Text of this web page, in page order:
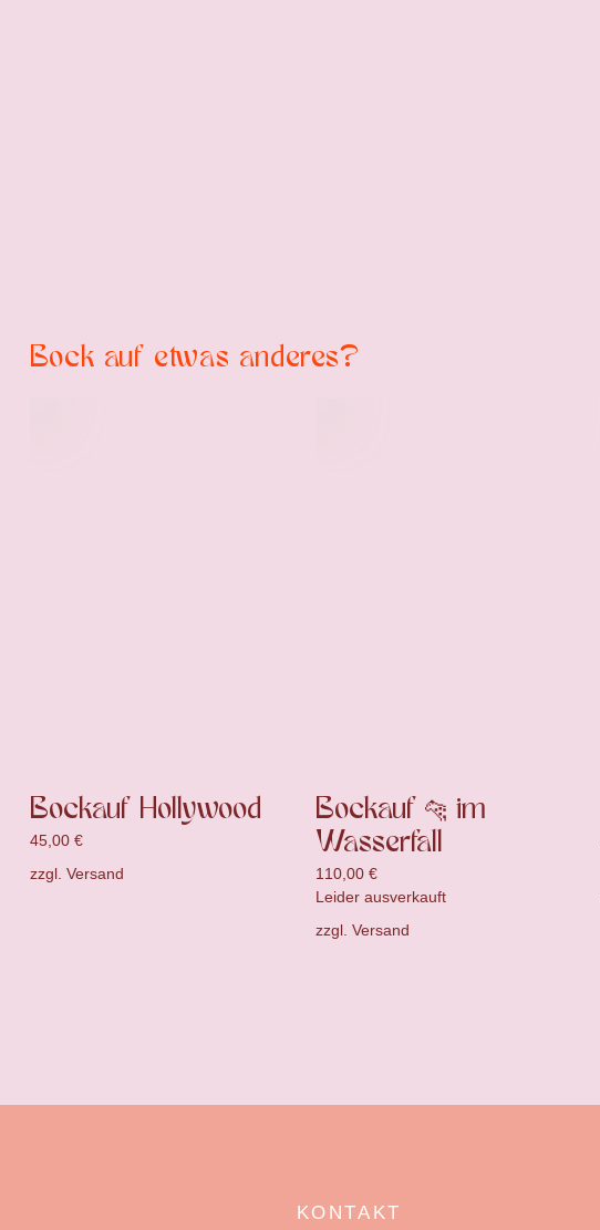
Bock auf etwas anderes?
Bockauf Hollywood
45,00 €
zzgl. Versand
Bockauf 🐆 im
Wasserfall
110,00 €
Leider ausverkauft
zzgl. Versand
KONTAKT